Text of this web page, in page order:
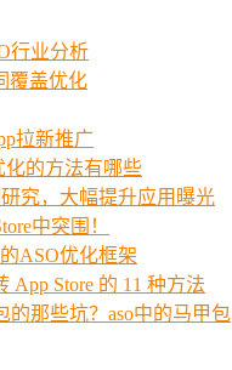
行业分析
覆盖优化
拉新推广
化的方法有哪些
究，大幅提升应用曝光
中突围！
ASO优化框架
App Store 的 11 种方法
的那些坑？aso中的马甲包